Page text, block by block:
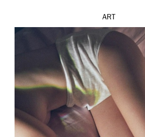
ART